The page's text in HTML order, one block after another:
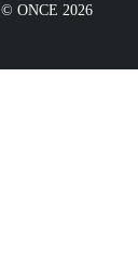
© ONCE 2026